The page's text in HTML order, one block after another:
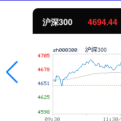
沪深300 4694.44